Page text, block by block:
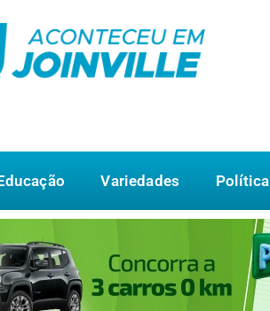
Variedades Política